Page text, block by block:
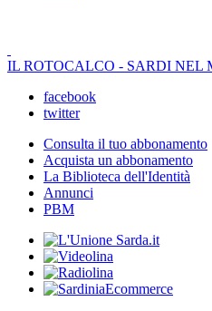
IL ROTOCALCO - SARDI NEL
facebook
twitter
Consulta il tuo abbonamento
Acquista un abbonamento
La Biblioteca dell'Identità
Annunci
PBM